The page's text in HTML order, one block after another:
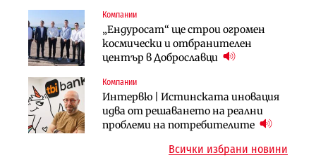
Компании
„Ендуросат“ ще строи огромен
космически и отбранителен
център в Доброславци
Компании
Интервю | Истинската иновация
идва от решаването на реални
проблеми на потребителите
Компании
„Хювефарма“ подписа договор за
придобиване на Euroapi Italy
Инфраструктура
АПИ възложи промяната на
парцеларния план за
Публични финанси
След 20 години застой: Данъчните
оценки на имотите може да бъдат
Инфраструктура
Вторият мост над Варненското
езеро става част от бъдещата
Всички избрани новини